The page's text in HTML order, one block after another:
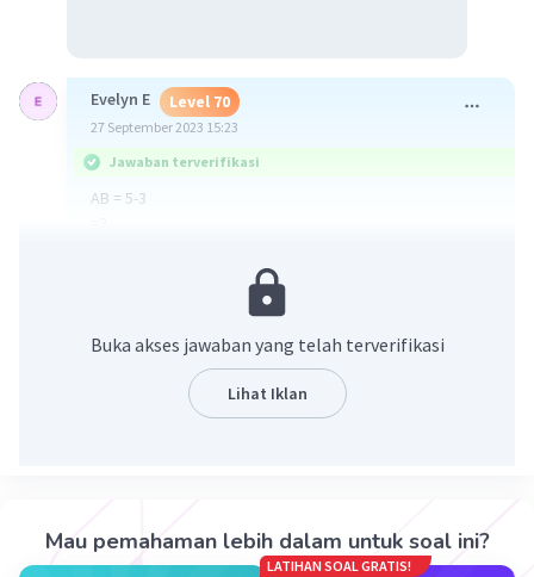
Evelyn E Level 70
27 September 2023 15:23
Jawaban terverifikasi
AB = 5-3
CD= 5-1
Luas= ½ x (2+4) x1 = 3... (D)
Buka akses jawaban yang telah terverifikasi
Lihat Iklan
Mau pemahaman lebih dalam untuk soal ini?
LATIHAN SOAL GRATIS!